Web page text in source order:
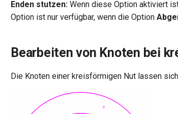
Enden stutzen: Wenn diese Option aktiviert
Option ist nur verfügbar, wenn die Option
Bearbeiten von Knoten bei
Die Knoten einer kreisförmigen Nut lassen